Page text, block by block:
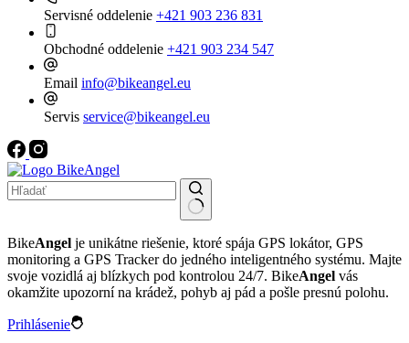
Servisné oddelenie +421 903 236 831
Obchodné oddelenie +421 903 234 547
Email info@bikeangel.eu
Servis service@bikeangel.eu
results
BikeAngel je unikátne riešenie, ktoré spája GPS lokátor, GPS
monitoring a GPS Tracker do jedného inteligentného systému. Majte
svoje vozidlá aj blízkych pod kontrolou 24/7. BikeAngel vás
okamžite upozorní na krádež, pohyb aj pád a pošle presnú polohu.
Prihlásenie